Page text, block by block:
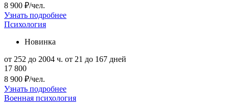
8 900 ₽/чел.
Узнать подробнее
Психология
Новинка
от 252 до 2004 ч. от 21 до 167 дней
17 800
8 900 ₽/чел.
Узнать подробнее
Военная психология